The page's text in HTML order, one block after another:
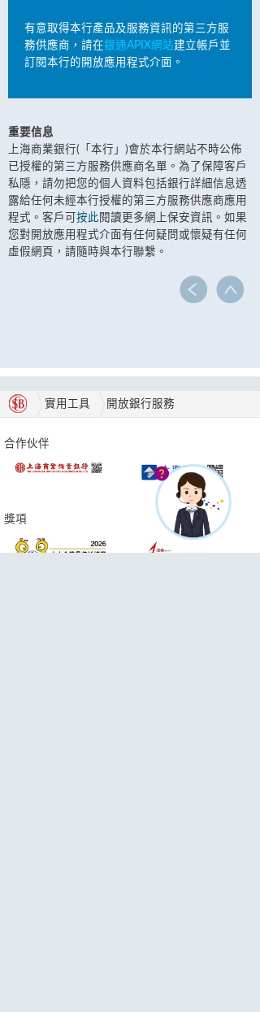
有意取得本行產品及服務資訊的第三方服
務供應商，請在銀通APIX網站建立帳戶並
訂閱本行的開放應用程式介面。
重要信息
上海商業銀行(「本行」)會於本行網站不時公佈
已授權的第三方服務供應商名單。為了保障客戶
私隱，請勿把您的個人資料包括銀行詳細信息透
露給任何未經本行授權的第三方服務供應商應用
程式。客戶可 按此 閱讀更多網上保安資訊。如果
您對開放應用程式介面有任何疑問或懷疑有任何
虛假網頁，請隨時與本行聯繫。
實用工具 開放銀行服務
合作伙伴
獎項